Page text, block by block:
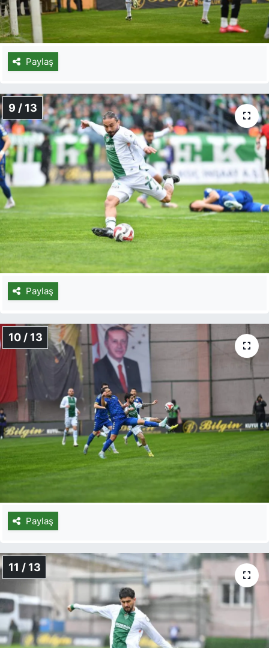
Paylaş
9 / 13
Paylaş
10 / 13
Paylaş
11 / 13